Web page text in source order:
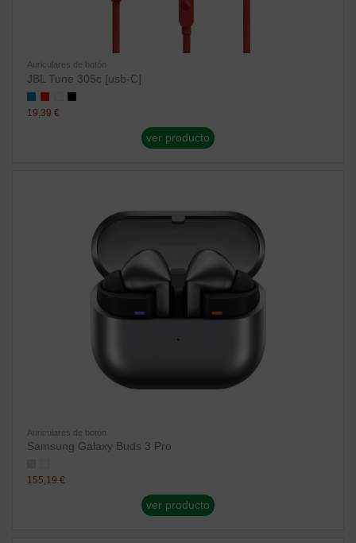
Auriculares de botón
JBL Tune 305c [usb-C]
19,39 €
ver producto
Auriculares de botón
Samsung Galaxy Buds 3 Pro
155,19 €
ver producto